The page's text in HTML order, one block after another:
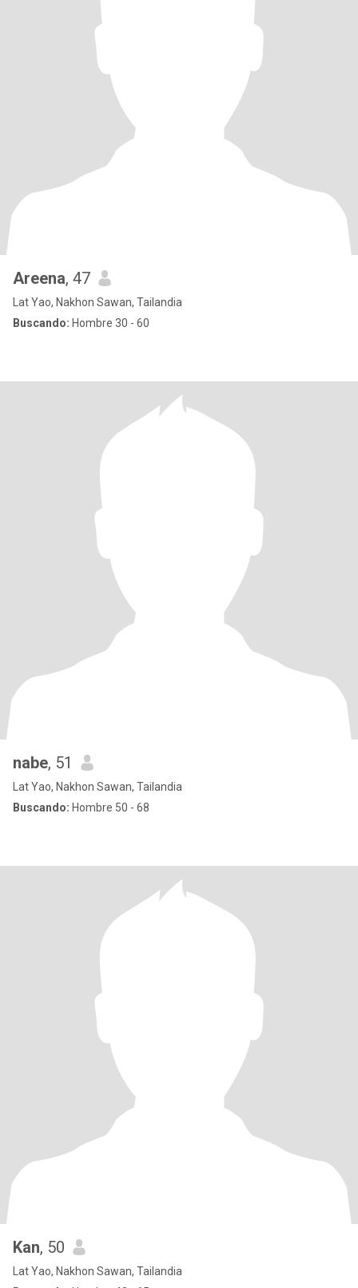
Areena, 47
Lat Yao, Nakhon Sawan, Tailandia
Buscando: Hombre 30 - 60
nabe, 51
Lat Yao, Nakhon Sawan, Tailandia
Buscando: Hombre 50 - 68
Kan, 50
Lat Yao, Nakhon Sawan, Tailandia